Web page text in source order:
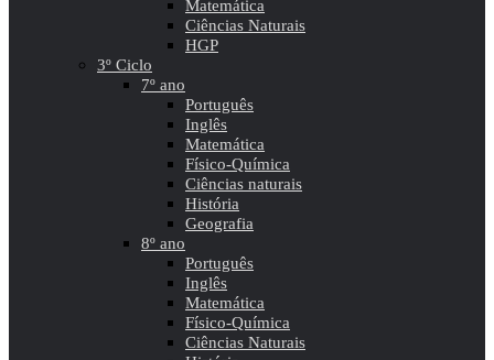
Matemática
Ciências Naturais
HGP
3º Ciclo
7º ano
Português
Inglês
Matemática
Físico-Química
Ciências naturais
História
Geografia
8º ano
Português
Inglês
Matemática
Físico-Química
Ciências Naturais